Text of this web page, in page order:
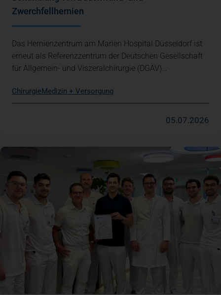
Zwerchfellhernien
Das Hernienzentrum am Marien Hospital Düsseldorf ist
erneut als Referenzzentrum der Deutschen Gesellschaft
für Allgemein- und Viszeralchirurgie (DGAV)…
Chirurgie Medizin + Versorgung
05.07.2026